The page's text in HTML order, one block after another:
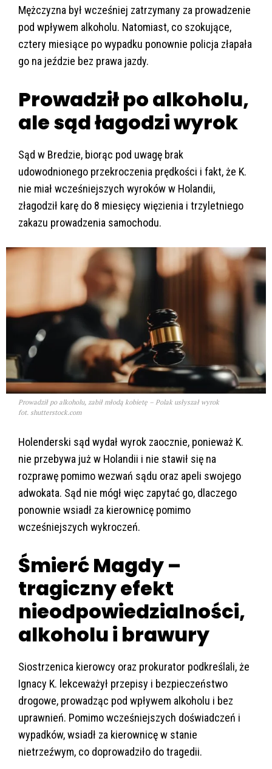
Mężczyzna był wcześniej zatrzymany za prowadzenie
pod wpływem alkoholu. Natomiast, co szokujące,
cztery miesiące po wypadku ponownie policja złapała
go na jeździe bez prawa jazdy.
Prowadził po alkoholu,
ale sąd łagodzi wyrok
Sąd w Bredzie, biorąc pod uwagę brak
udowodnionego przekroczenia prędkości i fakt, że K.
nie miał wcześniejszych wyroków w Holandii,
złagodził karę do 8 miesięcy więzienia i trzyletniego
zakazu prowadzenia samochodu.
Prowadził po alkoholu, zabił młodą kobietę – Polak usłyszał wyrok
fot. shutterstock.com
Holenderski sąd wydał wyrok zaocznie, ponieważ K.
nie przebywa już w Holandii i nie stawił się na
rozprawę pomimo wezwań sądu oraz apeli swojego
adwokata. Sąd nie mógł więc zapytać go, dlaczego
ponownie wsiadł za kierownicę pomimo
wcześniejszych wykroczeń.
Śmierć Magdy –
tragiczny efekt
nieodpowiedzialności,
alkoholu i brawury
Siostrzenica kierowcy oraz prokurator podkreślali, że
Ignacy K. lekceważył przepisy i bezpieczeństwo
drogowe, prowadząc pod wpływem alkoholu i bez
uprawnień. Pomimo wcześniejszych doświadczeń i
wypadków, wsiadł za kierownicę w stanie
nietrzeźwym, co doprowadziło do tragedii.